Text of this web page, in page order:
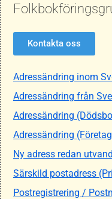
Kontakta oss
Adressändring inom
Adressändring från
Adressändring
Adressändring
Ny adress redan
Särskild postadress
Postregistrering /